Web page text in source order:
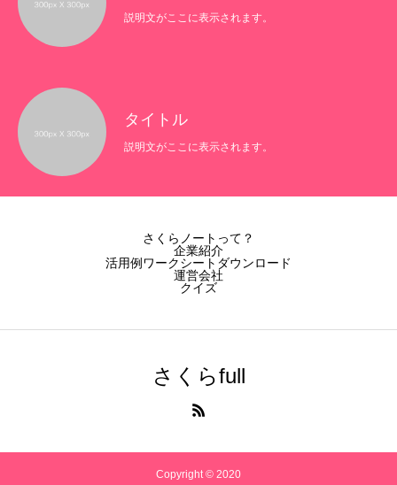
説明文がここに表示されます。
タイトル
説明文がここに表示されます。
さくらノートって？
企業紹介
活用例ワークシートダウンロード
運営会社
クイズ
さくらfull
Copyright © 2020